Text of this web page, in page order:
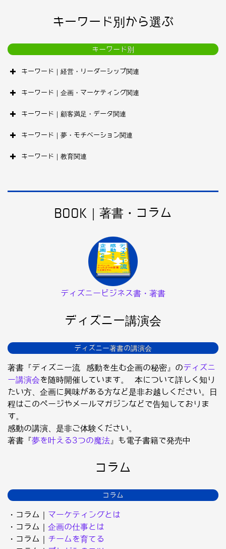
キーワード別から選ぶ
キーワード別
キーワード｜経営・リーダーシップ関連
キーワード｜企画・マーケティング関連
キーワード｜顧客満足・データ関連
キーワード｜夢・モチベーション関連
キーワード｜教育関連
BOOK｜著書・コラム
ディズニービジネス書・著書
ディズニー講演会
ディズニー著書の講演会
著書『ディズニー流 感動を生む企画の秘密』のディズニ
ー講演会を随時開催しています。 本について詳しく知り
たい方、企画に興味がある方など是非お越しください。日
程はこのページやメールマガジンなどで告知しておりま
す。
感動の講演、是非ご体験ください。
著書『夢を叶える3つの魔法』も電子書籍で発売中
コラム
コラム
・コラム｜ マーケティングとは
・コラム｜ 企画の仕事とは
・コラム｜ チームを育てる